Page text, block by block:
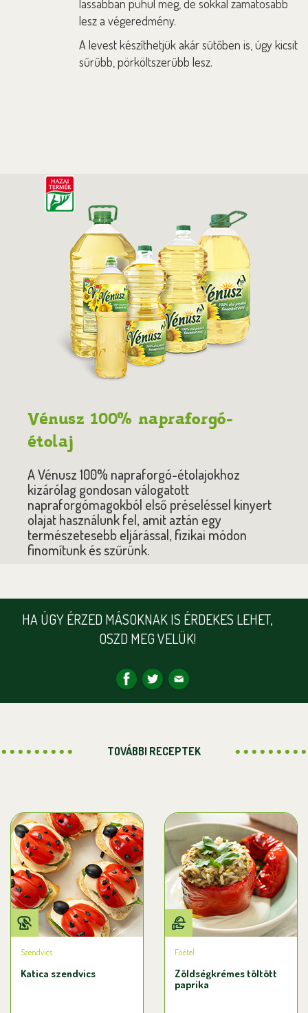
lassabban puhul meg, de sokkal zamatosabb
lesz a végeredmény.
A levest készíthetjük akár sütőben is, úgy kicsit
sűrűbb, pörköltszerűbb lesz.
Vénusz 100% napraforgó-
étolaj
A Vénusz 100% napraforgó-étolajokhoz
kizárólag gondosan válogatott
napraforgómagokból első préseléssel kinyert
olajat használunk fel, amit aztán egy
természetesebb eljárással, fizikai módon
finomítunk és szűrünk.
HA ÚGY ÉRZED MÁSOKNAK IS ÉRDEKES LEHET,
OSZD MEG VELÜK!
TOVÁBBI RECEPTEK
Szendvics
Katica szendvics
Főétel
Zöldségkrémes töltött
paprika